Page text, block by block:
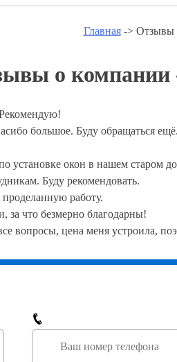
Главная-> Отзывы
о
большое. Буду обращаться ещё.
установке окон в нашем старом
Буду рекомендовать.
проделанную работу.
за что безмерно благодарны!
вопросы, цена меня устроила,